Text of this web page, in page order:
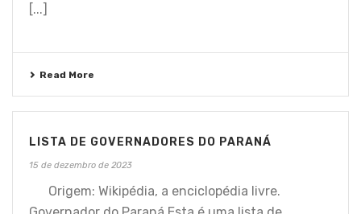
[...]
Read More
LISTA DE GOVERNADORES DO PARANÁ
15 de dezembro de 2023
Origem: Wikipédia, a enciclopédia livre.